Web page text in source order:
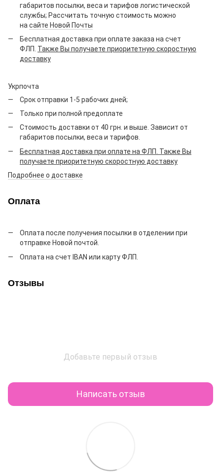
габаритов посылки, веса и тарифов логистической
службы; Рассчитать точную стоимость можно
на сайте Новой Почты
Бесплатная доставка при оплате заказа на счет
ФЛП. Также Вы получаете приоритетную скоростную
доставку
Укрпочта
Срок отправки 1-5 рабочих дней;
Только при полной предоплате
Стоимость доставки от 40 грн. и выше. Зависит от
габаритов посылки, веса и тарифов.
Бесплатная доставка при оплате на ФЛП. Также Вы
получаете приоритетную скоростную доставку
Подробнее о доставке
Оплата
Оплата после получения посылки в отделении при
отправке Новой почтой.
Оплата на счет IBAN или карту ФЛП.
Отзывы
Добавьте первый отзыв
Написать отзыв